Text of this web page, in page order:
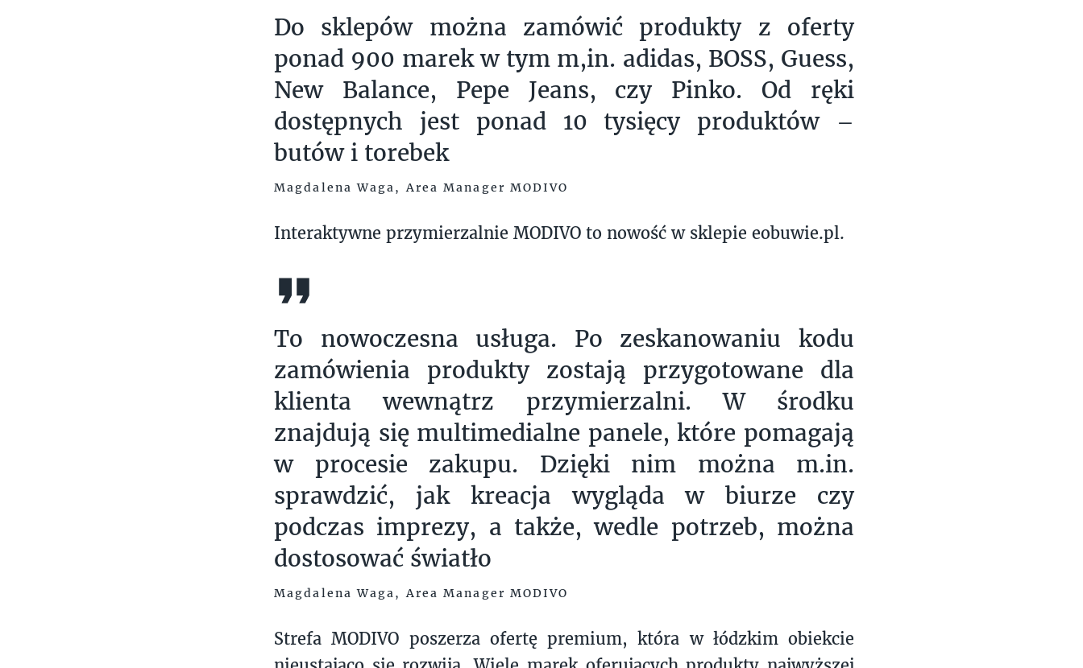
Do sklepów można zamówić produkty z oferty
ponad 900 marek w tym m,in. adidas, BOSS, Guess,
New Balance, Pepe Jeans, czy Pinko. Od ręki
dostępnych jest ponad 10 tysięcy produktów –
butów i torebek
Magdalena Waga, Area Manager MODIVO
Interaktywne przymierzalnie MODIVO to nowość w sklepie eobuwie.pl.
To nowoczesna usługa. Po zeskanowaniu kodu
zamówienia produkty zostają przygotowane dla
klienta wewnątrz przymierzalni. W środku
znajdują się multimedialne panele, które pomagają
w procesie zakupu. Dzięki nim można m.in.
sprawdzić, jak kreacja wygląda w biurze czy
podczas imprezy, a także, wedle potrzeb, można
dostosować światło
Magdalena Waga, Area Manager MODIVO
Strefa MODIVO poszerza ofertę premium, która w łódzkim obiekcie